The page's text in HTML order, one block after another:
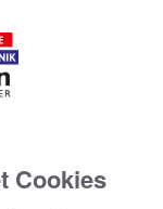
Cookies